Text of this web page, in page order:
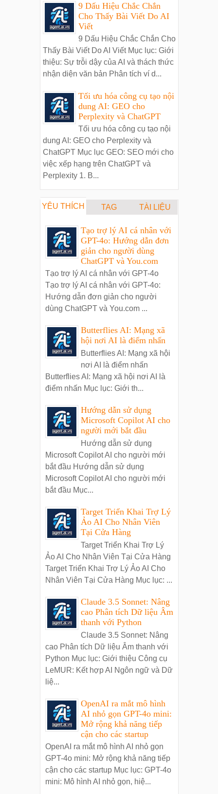
9 Dấu Hiệu Chắc Chắn
Cho Thấy Bài Viết Do AI
Viết
9 Dấu Hiệu Chắc Chắn Cho
Thấy Bài Viết Do AI Viết Mục lục: Giới
thiệu: Sự trỗi dậy của AI và thách thức
nhận diện văn bản Phân tích ví d...
Tối ưu hóa công cụ tạo nội
dung AI: GEO cho
Perplexity và ChatGPT
Tối ưu hóa công cụ tạo nội
dung AI: GEO cho Perplexity và
ChatGPT Mục lục GEO: SEO mới cho
việc xếp hạng trên ChatGPT và
Perplexity 1. B...
YÊU THÍCH TAG TÀI LIỆU
Tạo trợ lý AI cá nhân với
GPT-4o: Hướng dẫn đơn
giản cho người dùng
ChatGPT và You.com
Tạo trợ lý AI cá nhân với GPT-4o
Tạo trợ lý AI cá nhân với GPT-4o:
Hướng dẫn đơn giản cho người
dùng ChatGPT và You.com ...
Butterflies AI: Mạng xã
hội nơi AI là điểm nhấn
Butterflies AI: Mạng xã hội
nơi AI là điểm nhấn
Butterflies AI: Mạng xã hội nơi AI là
điểm nhấn Mục lục: Giới th...
Hướng dẫn sử dụng
Microsoft Copilot AI cho
người mới bắt đầu
Hướng dẫn sử dụng
Microsoft Copilot AI cho người mới
bắt đầu Hướng dẫn sử dụng
Microsoft Copilot AI cho người mới
bắt đầu Mục...
Target Triển Khai Trợ Lý
Ảo AI Cho Nhân Viên
Tại Cửa Hàng
Target Triển Khai Trợ Lý
Ảo AI Cho Nhân Viên Tại Cửa Hàng
Target Triển Khai Trợ Lý Ảo AI Cho
Nhân Viên Tại Cửa Hàng Mục lục: ...
Claude 3.5 Sonnet: Nâng
cao Phân tích Dữ liệu Âm
thanh với Python
Claude 3.5 Sonnet: Nâng
cao Phân tích Dữ liệu Âm thanh với
Python Mục lục: Giới thiệu Công cụ
LeMUR: Kết hợp AI Ngôn ngữ và Dữ
liệ...
OpenAI ra mắt mô hình
AI nhỏ gọn GPT-4o mini:
Mở rộng khả năng tiếp
cận cho các startup
OpenAI ra mắt mô hình AI nhỏ gọn
GPT-4o mini: Mở rộng khả năng tiếp
cận cho các startup Mục lục: GPT-4o
mini: Mô hình AI nhỏ gọn, hiệ...